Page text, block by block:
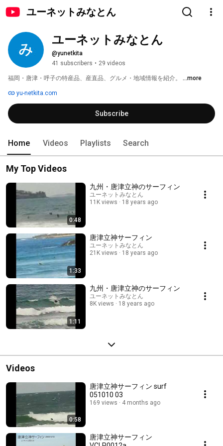
ユーネットみなとん
ユーネットみなとん
@yunetkita
41 subscribers • 29 videos
福岡・唐津・呼子の特産品、産直品、グルメ・地域情報を紹介。 ...more
yu-netkita.com
Subscribe
Home Videos Playlists Search
My Top Videos
0:48
九州・唐津立神のサーフィン
ユーネットみなとん
11K views
18 years ago
1:33
唐津立神サーフィン
ユーネットみなとん
21K views
18 years ago
1:11
九州・唐津立神のサーフィン
ユーネットみなとん
8K views
18 years ago
Videos
0:58
唐津立神サーフィン surf
051010 03
169 views 4 months ago
唐津立神サーフィン